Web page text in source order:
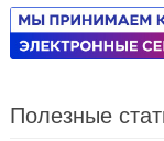
Полезные